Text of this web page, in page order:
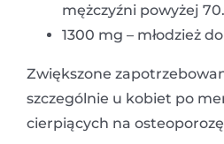
mężczyźni powyżej
1300 mg – młodzież
Zwiększone
szczególnie u kobiet po
cierpiących na